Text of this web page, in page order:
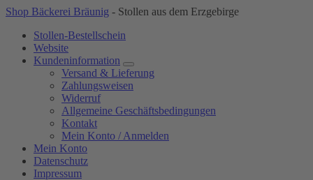
Springe
Inhalt
Shop Bäckerei Bräunig - Stollen aus dem Erzgebirge
Stollen-Bestellschein
Website
Kundeninformation
Versand & Lieferung
Zahlungsweisen
Widerruf
Allgemeine Geschäftsbedingungen
Kontakt
Mein Konto / Anmelden
Mein Konto
Datenschutz
Impressum